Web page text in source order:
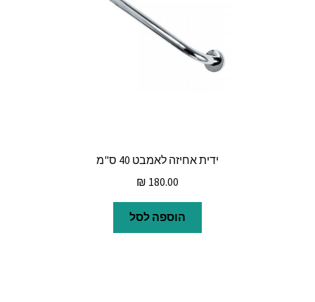
ידית אחיזה לאמבט 40 ס"מ
₪ 180.00
הוספה לסל